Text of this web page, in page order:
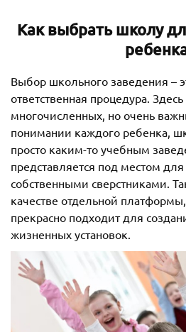
Как выбрать школу
Выбор школьного заведения –
ответственная процедура.
многочисленных, но очень
понимании каждого ребенка,
просто каким-то учебным
представляется под местом
собственными сверстниками.
качестве отдельной
прекрасно подходит для
жизненных установок.